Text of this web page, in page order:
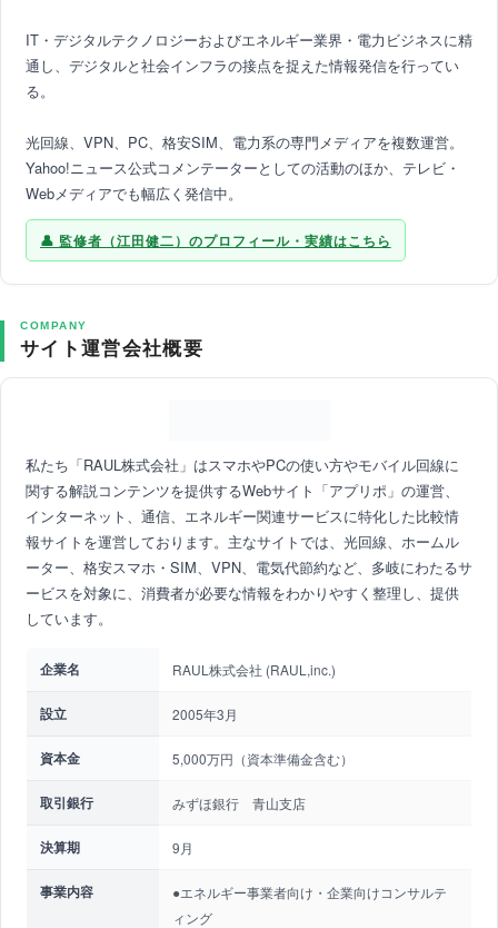
IT・デジタルテクノロジーおよびエネルギー業界・電力ビジネスに精
通し、デジタルと社会インフラの接点を捉えた情報発信を行ってい
る。
光回線、VPN、PC、格安SIM、電力系の専門メディアを複数運営。
Yahoo!ニュース公式コメンテーターとしての活動のほか、テレビ・
Webメディアでも幅広く発信中。
監修者（江田健二）のプロフィール・実績はこちら
COMPANY
サイト運営会社概要
私たち「RAUL株式会社」はスマホやPCの使い方やモバイル回線に
関する解説コンテンツを提供するWebサイト「アプリポ」の運営、
インターネット、通信、エネルギー関連サービスに特化した比較情
報サイトを運営しております。主なサイトでは、光回線、ホームル
ーター、格安スマホ・SIM、VPN、電気代節約など、多岐にわたるサ
ービスを対象に、消費者が必要な情報をわかりやすく整理し、提供
しています。
企業名 RAUL株式会社 (RAUL,inc.)
設立 2005年3月
資本金 5,000万円（資本準備金含む）
取引銀行 みずほ銀行 青山支店
決算期 9月
事業内容
●エネルギー事業者向け・企業向けコンサルテ
ィング